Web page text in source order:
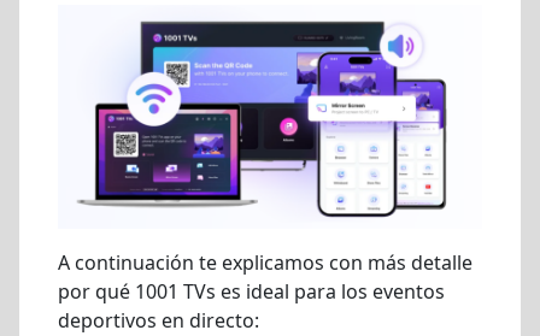
A continuación te explicamos con más detalle
por qué 1001 TVs es ideal para los eventos
deportivos en directo: